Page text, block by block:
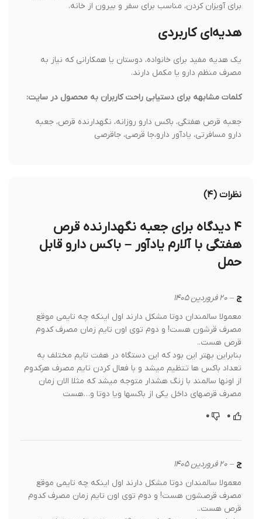
برای آویزان کردن، مناسب برای سفر و بیرون از خانه.
هدیه‌ای کاربردی
یک هدیه مفید برای خانواده، دوستان یا همکارانی که نیاز به
مصرف منظم دارو یا مکمل دارند.
کلمات مشابهه برای دستیابی راحت کاربران به محصول در سایت:
جعبه قرص هفتگی، باکس دارو روزانه، نگهدارنده قرص، جعبه
دارو مسافرتی، یادآور دارو،جا قرصی، جاقرصی
نظرات (۴)
جعبه نگهدارنده قرص
هفتگی با آلارم یادآور – باکس دارو قابل
حمل
۲۰ فروردین ۱۴۰۵
معمولا سالمندان دوتا مشکل دارند اول اینکه چه تایمی موقع
مصرف قرشون هست! و دوم توی اون تایم زمان مصرف کدوم
قرص هست..
بنابراین بهتر این بود که این دستگاه در هفت تایم مختلف به
تعداد باکس ها تتظیم میشد و با فعال کردن تایم مصرف هرکدوم
از اونها سالمند با زنگ هشدار متوجه میشد که مثلا الان زمان
مصرف قرصهای داخل یکی از باکسها ویا دوتا و…هست
۲۰ فروردین ۱۴۰۵
معمولا سالمندان دوتا مشکل دارند اول اینکه چه تایمی موقع
مصرف قرصشون هست! و دوم توی اون تایم زمان مصرف کدوم
قرص هست..